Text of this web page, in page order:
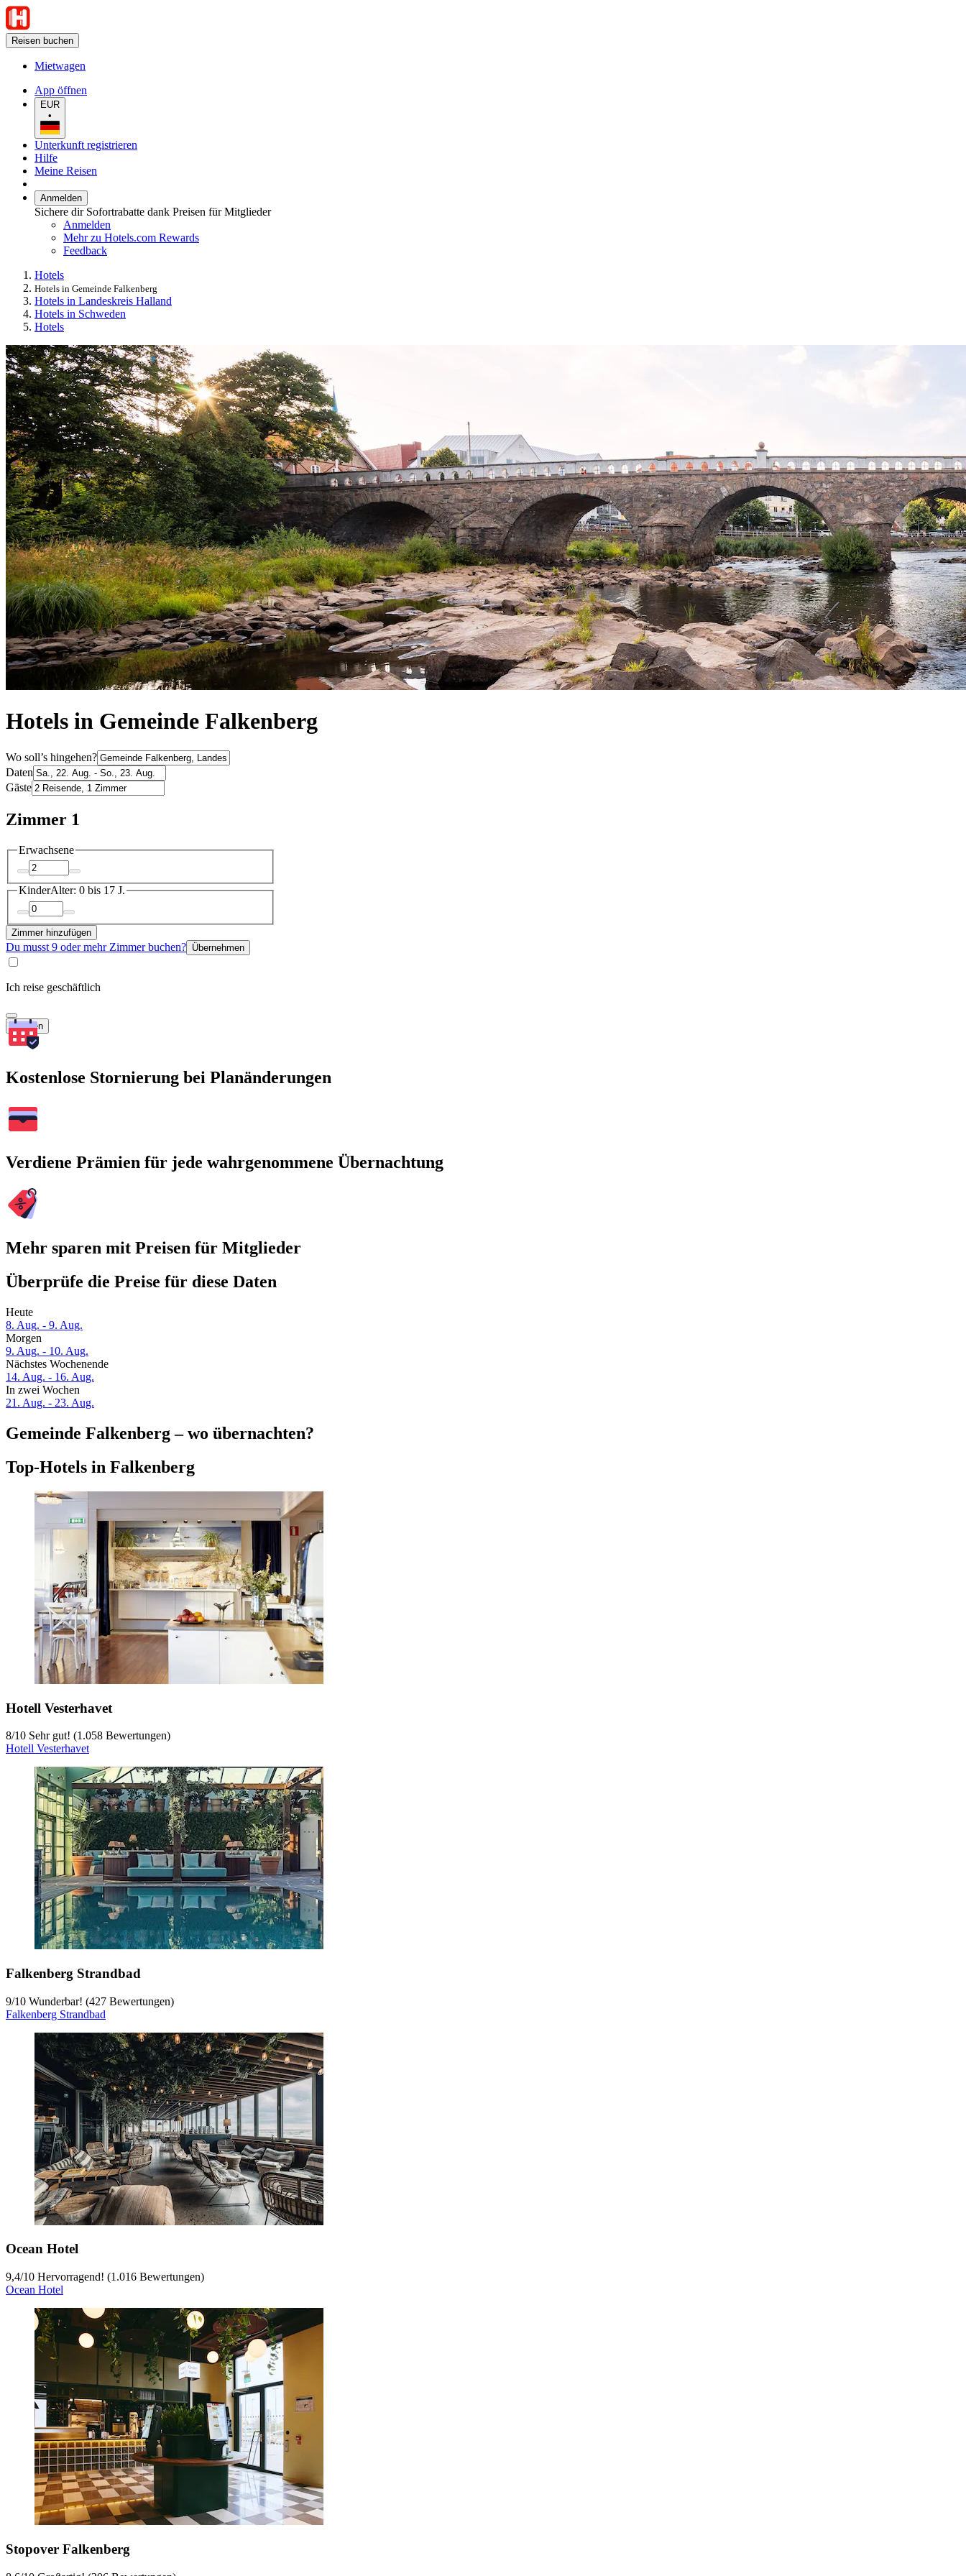
Reisen buchen
Mietwagen
App öffnen
EUR
•
Unterkunft registrieren
Hilfe
Meine Reisen
Anmelden
Sichere dir Sofortrabatte dank Preisen für Mitglieder
Anmelden
Mehr zu Hotels.com Rewards
Feedback
Hotels
Hotels in Gemeinde Falkenberg
Hotels in Landeskreis Halland
Hotels in Schweden
Hotels
Hotels in Gemeinde Falkenberg
Wo soll’s hingehen?
Daten
Gäste
Zimmer 1
Erwachsene
KinderAlter: 0 bis 17 J.
Zimmer hinzufügen
Du musst 9 oder mehr Zimmer buchen? Übernehmen
Ich reise geschäftlich
Suchen
Kostenlose Stornierung bei Planänderungen
Verdiene Prämien für jede wahrgenommene Übernachtung
Mehr sparen mit Preisen für Mitglieder
Überprüfe die Preise für diese Daten
Heute
8. Aug. - 9. Aug.
Morgen
9. Aug. - 10. Aug.
Nächstes Wochenende
14. Aug. - 16. Aug.
In zwei Wochen
21. Aug. - 23. Aug.
Gemeinde Falkenberg – wo übernachten?
Top-Hotels in Falkenberg
Hotell Vesterhavet
8/10 Sehr gut! (1.058 Bewertungen)
Hotell Vesterhavet
Falkenberg Strandbad
9/10 Wunderbar! (427 Bewertungen)
Falkenberg Strandbad
Ocean Hotel
9,4/10 Hervorragend! (1.016 Bewertungen)
Ocean Hotel
Stopover Falkenberg